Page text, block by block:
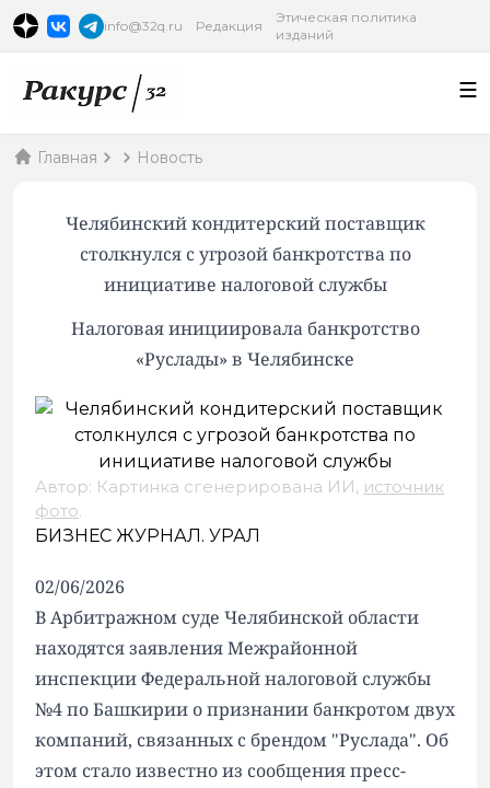
info@32q.ru Редакция
Этическая политика
изданий
Главная Новость
Челябинский кондитерский поставщик
столкнулся с угрозой банкротства по
инициативе налоговой службы
Налоговая инициировала банкротство
«Руслады» в Челябинске
Автор: Картинка сгенерирована ИИ, источник
фото.
БИЗНЕС ЖУРНАЛ. УРАЛ
02/06/2026
В Арбитражном суде Челябинской области
находятся заявления Межрайонной
инспекции Федеральной налоговой службы
№4 по Башкирии о признании банкротом двух
компаний, связанных с брендом "Руслада". Об
этом стало известно из сообщения пресс-